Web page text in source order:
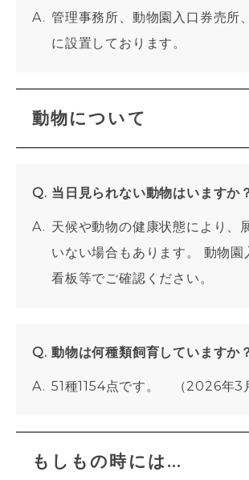
管理事務所、動物園入口券売所
に設置しております。
動物について
当日見られない動物はいますか
天候や動物の健康状態により、
いない場合もあります。 動物園
看板等でご確認ください。
動物は何種類飼育していますか
51種1154点です。 （2026年3
もしもの時には...